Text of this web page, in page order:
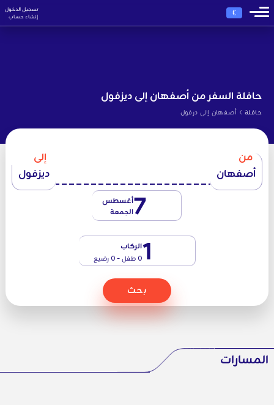
€
تسجيل الدخول
إنشاء حساب
حافلة السفر من أصفهان إلى ديزفول
حافلة › أصفهان إلى دزفول
من
أصفهان
إلى
ديزفول
7أغسطس
الجمعة
1الركاب
0 طفل - 0 رضيع
بحث
المسارات